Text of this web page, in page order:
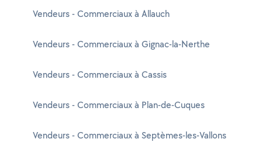
Vendeurs - Commerciaux à Allauch
Vendeurs - Commerciaux à Gignac-la-Nerthe
Vendeurs - Commerciaux à Cassis
Vendeurs - Commerciaux à Plan-de-Cuques
Vendeurs - Commerciaux à Septèmes-les-Vallons